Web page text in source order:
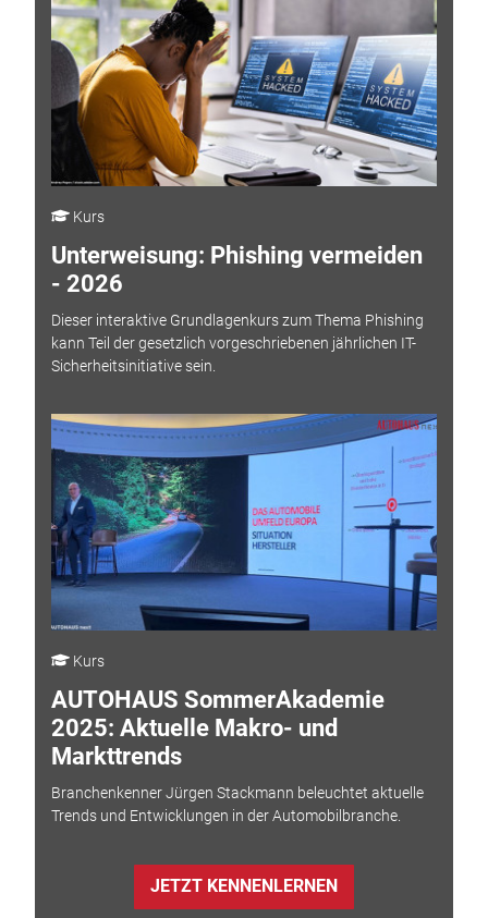
Kurs
Unterweisung: Phishing vermeiden
- 2026
Dieser interaktive Grundlagenkurs zum Thema Phishing
kann Teil der gesetzlich vorgeschriebenen jährlichen IT-
Sicherheitsinitiative sein.
Kurs
AUTOHAUS SommerAkademie
2025: Aktuelle Makro- und
Markttrends
Branchenkenner Jürgen Stackmann beleuchtet aktuelle
Trends und Entwicklungen in der Automobilbranche.
JETZT KENNENLERNEN